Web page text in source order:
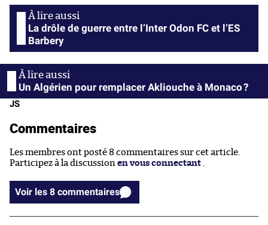
La drôle de guerre entre l’Inter Odon FC et l’ES
Barbery
Un Algérien pour remplacer Akliouche à Monaco ?
JS
Commentaires
Les membres ont posté 8 commentaires sur cet article.
Participez à la discussion en vous connectant
Voir les 8 commentaires